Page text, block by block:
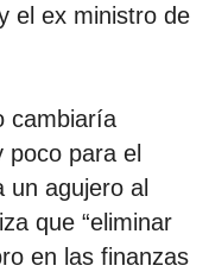
el ex ministro de
cambiaría
para el
agujero al
que “eliminar
en las finanzas